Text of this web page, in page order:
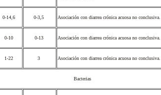
0-14,6 0-3,5 Asociación con diarrea crónica acuosa no conclusiva.
0-10 0-13 Asociación con diarrea crónica acuosa no conclusiva.
1-22 3 Asociación con diarrea crónica acuosa no conclusiva.
Bacterias